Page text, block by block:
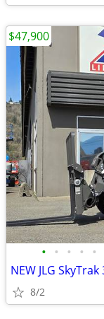
• • • • •
8/2
$47,900